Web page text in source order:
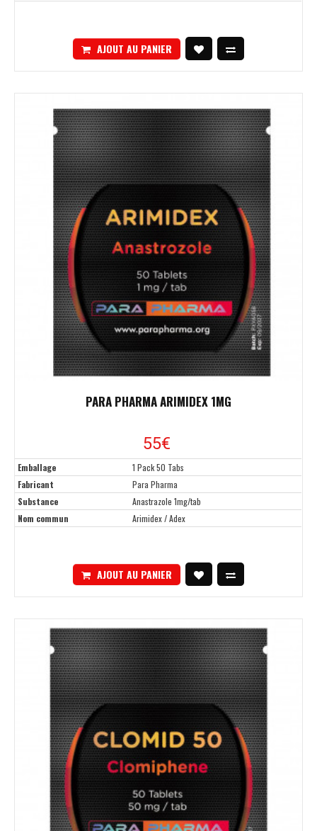
AJOUT AU PANIER
PARA PHARMA ARIMIDEX 1MG
55€
Emballage
1 Pack 50 Tabs
Fabricant
Para Pharma
Substance
Anastrazole 1mg/tab
Nom commun
Arimidex / Adex
AJOUT AU PANIER